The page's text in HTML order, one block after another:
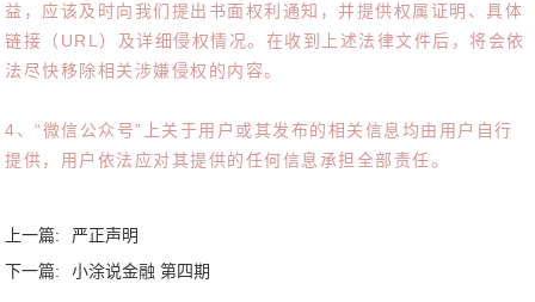
益，应该及时向我们提出书面权利通知，并提供权属证明、具体
链接（URL）及详细侵权情况。在收到上述法律文件后，将会依
法尽快移除相关涉嫌侵权的内容。
4、“微信公众号”上关于用户或其发布的相关信息均由用户自行
提供，用户依法应对其提供的任何信息承担全部责任。
上一篇:
严正声明
下一篇:
小涂说金融 第四期